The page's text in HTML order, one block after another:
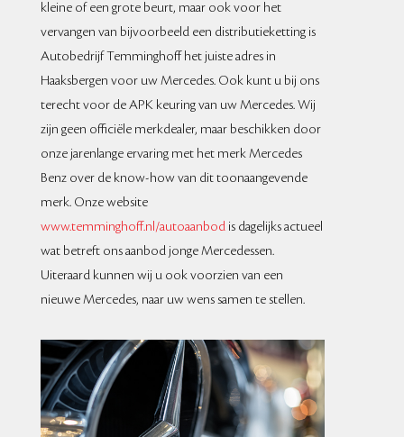
kleine of een grote beurt, maar ook voor het
vervangen van bijvoorbeeld een distributieketting is
Autobedrijf Temminghoff het juiste adres in
Haaksbergen voor uw Mercedes. Ook kunt u bij ons
terecht voor de APK keuring van uw Mercedes. Wij
zijn geen officiële merkdealer, maar beschikken door
onze jarenlange ervaring met het merk Mercedes
Benz over de know-how van dit toonaangevende
merk. Onze website
www.temminghoff.nl/autoaanbodis dagelijks actueel
wat betreft ons aanbod jonge Mercedessen.
Uiteraard kunnen wij u ook voorzien van een
nieuwe Mercedes, naar uw wens samen te stellen.